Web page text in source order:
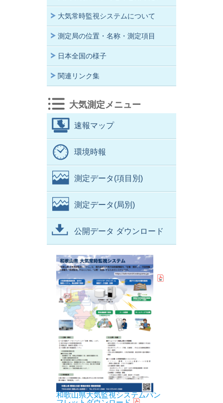
大気常時監視システムについて
測定局の位置・名称・測定項目
日本全国の様子
関連リンク集
大気測定メニュー
速報マップ
環境時報
測定データ(項目別)
測定データ(局別)
公開データ ダウンロード
和歌山県大気監視システムパン